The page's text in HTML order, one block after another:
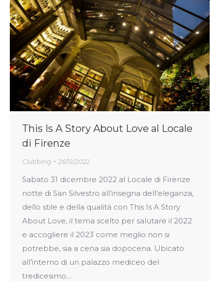
This Is A Story About Love al Locale
di Firenze
Clubbing 26/12/2022
Sabato 31 dicembre 2022 al Locale di Firenze
notte di San Silvestro all’insegna dell’eleganza,
dello stile e della qualità con This Is A Story
About Love, il tema scelto per salutare il 2022
e accogliere il 2023 come meglio non si
potrebbe, sia a cena sia dopocena. Ubicato
all’interno di un palazzo mediceo del
tredicesimo…